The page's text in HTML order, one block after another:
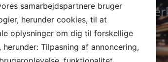
– din specialist i
samarbejdspartnere bruger
herunder cookies, til at
oplysninger om dig til forskellige
herunder: Tilpasning af annoncering,